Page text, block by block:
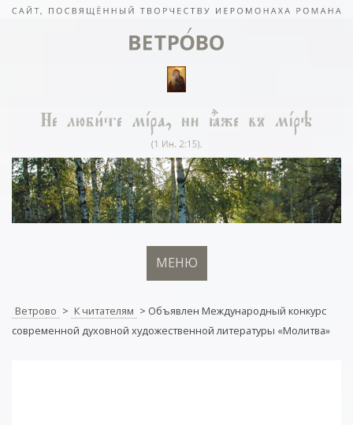
МЕНЮ
Ветрово > К читателям > Объявлен Международный конкурс
современной духовной художественной литературы «Молитва»